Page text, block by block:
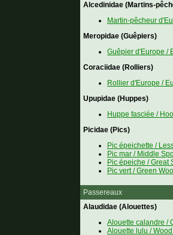
Alcedinidae (Martins-
Martin-pêcheur
Meropidae (Guêpiers)
Guêpier d'Europe /
Coraciidae (Rolliers)
Rollier d'Europe /
Upupidae (Huppes)
Huppe fasciée /
Picidae (Pics)
Pic épeichette /
Pic mar / Middle
Pic épeiche / Great
Pic vert / Green
Passereaux
Alaudidae (Alouettes)
Alouette calandre /
Alouette lulu /